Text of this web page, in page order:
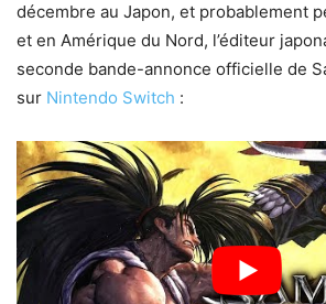
décembre au Japon, et probablement
et en Amérique du Nord, l’éditeur
seconde bande-annonce officielle de
sur Nintendo Switch :